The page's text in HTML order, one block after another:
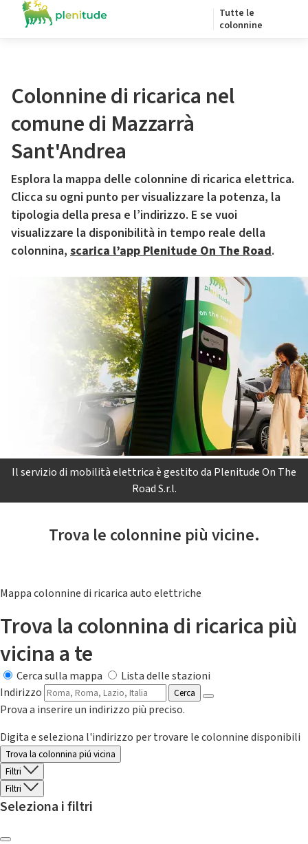
Tutte le
colonnine
Colonnine di ricarica nel
comune di Mazzarrà
Sant'Andrea
Esplora la mappa delle colonnine di ricarica elettrica.
Clicca su ogni punto per visualizzare la potenza, la
tipologia della presa e l’indirizzo. E se vuoi
visualizzare la disponibilità in tempo reale della
colonnina, scarica l’app Plenitude On The Road.
Il servizio di mobilità elettrica è gestito da Plenitude On The
Road S.r.l.
Trova le colonnine più vicine.
Mappa colonnine di ricarica auto elettriche
Trova la colonnina di ricarica più
vicina a te
Cerca sulla mappa
Lista delle stazioni
Indirizzo
Cerca
Prova a inserire un indirizzo più preciso.
Digita e seleziona l'indirizzo per trovare le colonnine disponibili
Trova la colonnina piú vicina
Filtri
Filtri
Seleziona i filtri